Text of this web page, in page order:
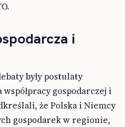
i
były postulaty
gospodarczej i
że Polska i Niemcy
gospodarek w regionie,